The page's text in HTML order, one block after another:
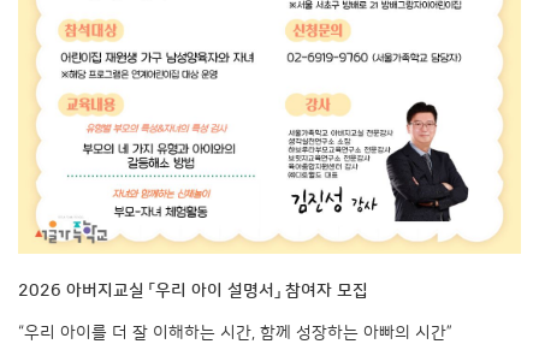
2026 아버지교실 「우리 아이 설명서」 참여자 모집
“우리 아이를 더 잘 이해하는 시간, 함께 성장하는 아빠의 시간”